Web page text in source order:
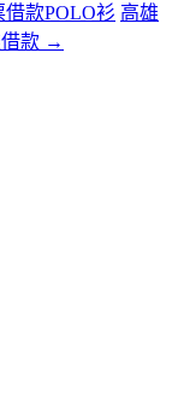
款POLO衫 高雄
款 →